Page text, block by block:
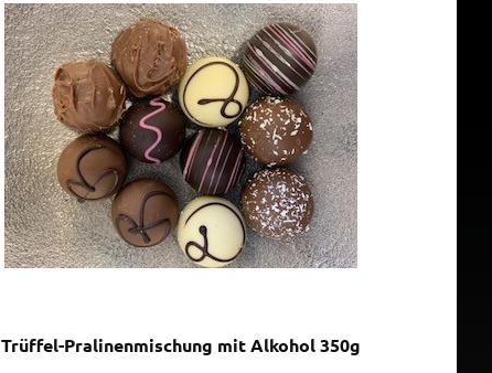
Soja
Trüffel-Pralinenmischung mit Alkohol 350g